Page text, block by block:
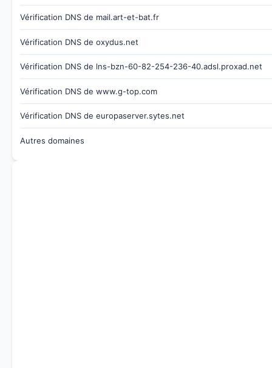
Vérification DNS de mail.art-et-bat.fr
Vérification DNS de oxydus.net
Vérification DNS de lns-bzn-60-82-254-236-40.adsl.proxad.net
Vérification DNS de www.g-top.com
Vérification DNS de europaserver.sytes.net
Autres domaines